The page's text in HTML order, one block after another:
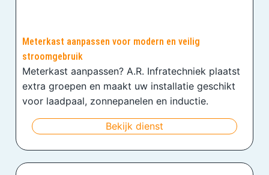
Meterkast aanpassen voor modern en veilig
stroomgebruik
Meterkast aanpassen? A.R. Infratechniek plaatst
extra groepen en maakt uw installatie geschikt
voor laadpaal, zonnepanelen en inductie.
Bekijk dienst